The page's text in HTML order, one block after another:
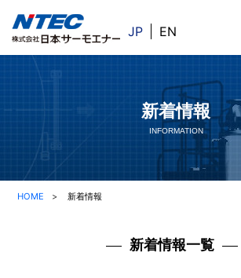
JP EN
新着情報
INFORMATION
HOME 新着情報
新着情報一覧